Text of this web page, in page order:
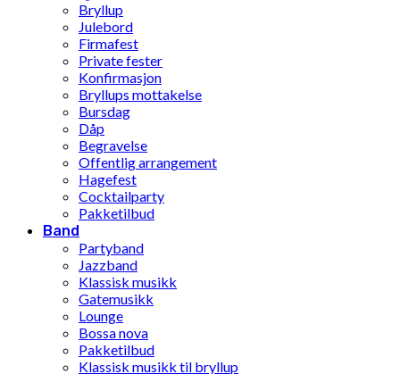
Bryllup
Julebord
Firmafest
Private fester
Konfirmasjon
Bryllups mottakelse
Bursdag
Dåp
Begravelse
Offentlig arrangement
Hagefest
Cocktailparty
Pakketilbud
Band
Partyband
Jazzband
Klassisk musikk
Gatemusikk
Lounge
Bossa nova
Pakketilbud
Klassisk musikk til bryllup